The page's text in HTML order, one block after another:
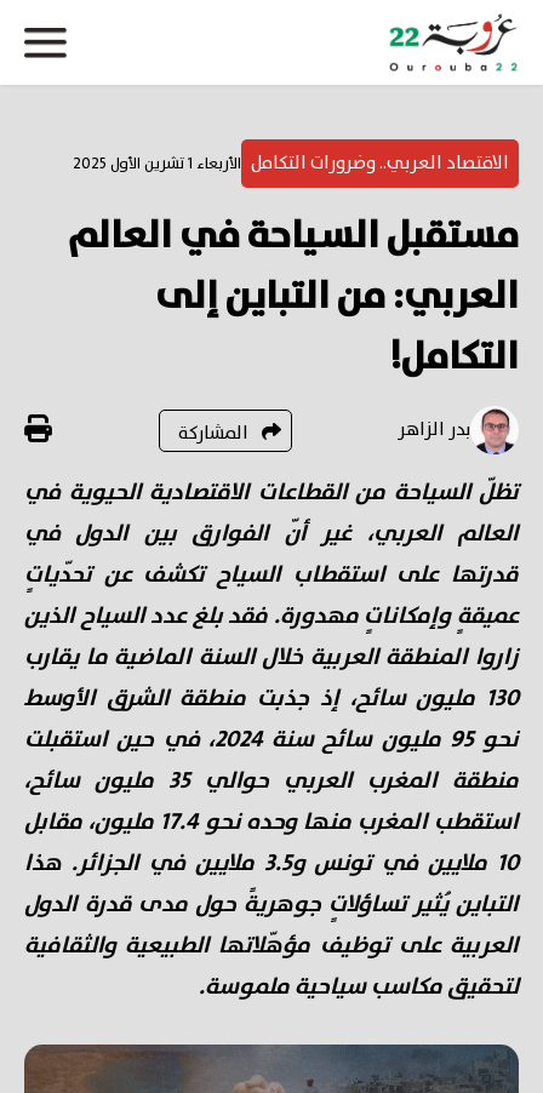
الاقتصاد العربي.. وضرورات التكامل الأربعاء 1 تشرين الأول 2025
مستقبل السياحة في العالم
العربي: من التباين إلى
التكامل!
بدر الزاهر المشاركة
تظلّ السياحة من القطاعات الاقتصادية الحيوية في
العالم العربي، غير أنّ الفوارق بين الدول في
قدرتها على استقطاب السياح تكشف عن تحدّياتٍ
عميقةٍ وإمكاناتٍ مهدورة. فقد بلغ عدد السياح الذين
زاروا المنطقة العربية خلال السنة الماضية ما يقارب
130 مليون سائح، إذ جذبت منطقة الشرق الأوسط
نحو 95 مليون سائح سنة 2024، في حين استقبلت
منطقة المغرب العربي حوالي 35 مليون سائح،
استقطب المغرب منها وحده نحو 17.4 مليون، مقابل
10 ملايين في تونس و3.5 ملايين في الجزائر. هذا
التباين يُثير تساؤلاتٍ جوهريةً حول مدى قدرة الدول
العربية على توظيف مؤهّلاتها الطبيعية والثقافية
لتحقيق مكاسب سياحية ملموسة.